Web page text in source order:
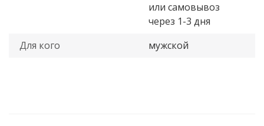
или самовывоз
через 1-3 дня
Для кого
мужской